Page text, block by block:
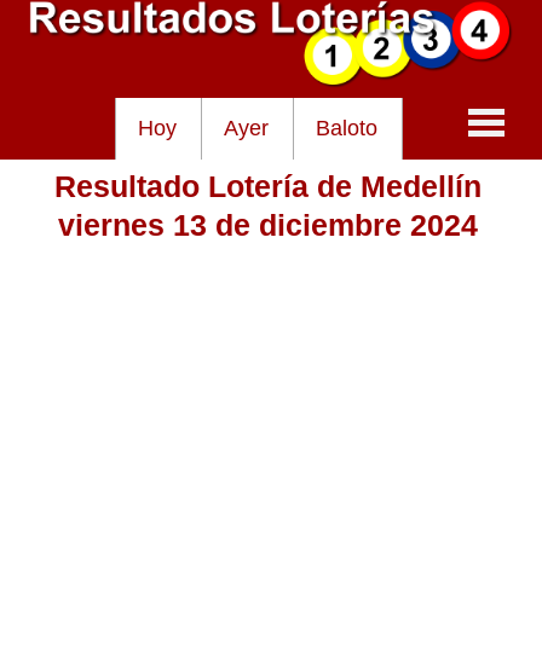
Hoy Ayer Baloto
Baloto
Resultado Lotería de Medellín
viernes 13 de diciembre 2024